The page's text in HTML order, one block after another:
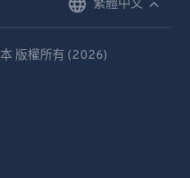
繁體中文
版權所有 (2026)